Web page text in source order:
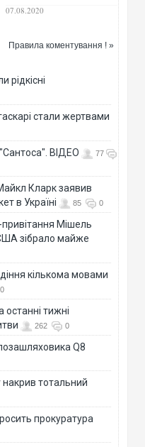
07.08.2020
Правила коментування ! »
рідкісні
стали жертвами
ВІДЕО
77
Кларк заявив
в Україні
85 0
Мішель
зібрало майже
кількома мовами
0
останні тижні
262 0
Q8
накрив тотальний
прокуратура